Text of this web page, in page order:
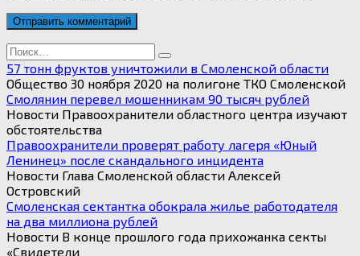
Search
for:
57 тонн фруктов уничтожили в Смоленской области
Общество 30 ноября 2020 на полигоне ТКО Смоленской
Смолянин перевел мошенникам 90 тысяч рублей
Новости Правоохранители областного центра изучают
обстоятельства
Правоохранители проверят работу лагеря «Юный
Ленинец» после скандального инцидента
Новости Глава Смоленской области Алексей
Островский
Смоленская сектантка обокрала жилье работодателя
на два миллиона рублей
Новости В конце прошлого года прихожанка секты
«Свидетели